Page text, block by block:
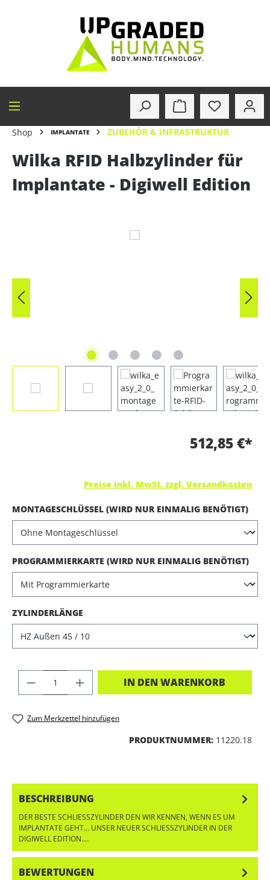
Shop IMPLANTATE ZUBEHÖR & INFRASTRUKTUR
Wilka RFID Halbzylinder für
Implantate - Digiwell Edition
512,85 €*
Preise inkl. MwSt. zzgl. Versandkosten
MONTAGESCHLÜSSEL (WIRD NUR EINMALIG BENÖTIGT)
PROGRAMMIERKARTE (WIRD NUR EINMALIG BENÖTIGT)
ZYLINDERLÄNGE
PRODUKT ANZAHL: GIB DEN
IN DEN WARENKORB
Zum Merkzettel hinzufügen
PRODUKTNUMMER: 11220.18
BESCHREIBUNG
DER BESTE SCHLIESSZYLINDER DEN WIR KENNEN, WENN ES UM I
MPLANTATE GEHT... UNSER NEUER SCHLIESSZYLINDER IN DER DI
GIWELL EDITION.…
BEWERTUNGEN